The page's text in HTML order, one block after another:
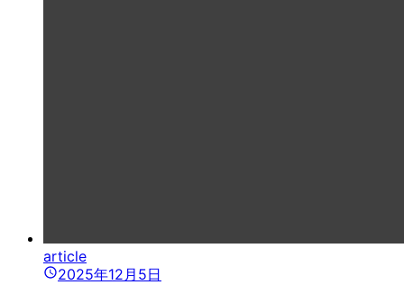
article
2025年12月5日